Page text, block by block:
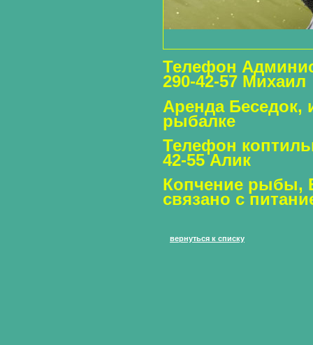
Телефон
290-42-57 Михаил
Аренда
рыбалке
Телефон
42-55 Алик
Копчение рыбы,
связано с
вернуться к списку